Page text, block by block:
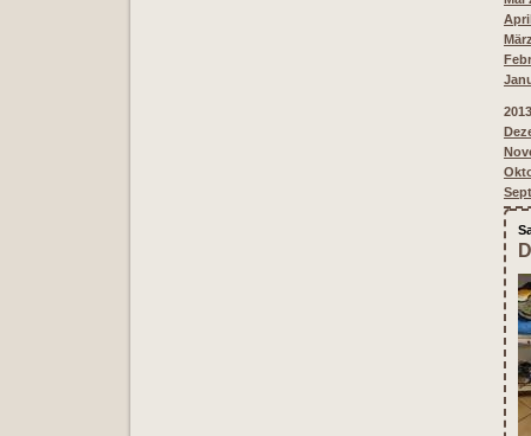
2013